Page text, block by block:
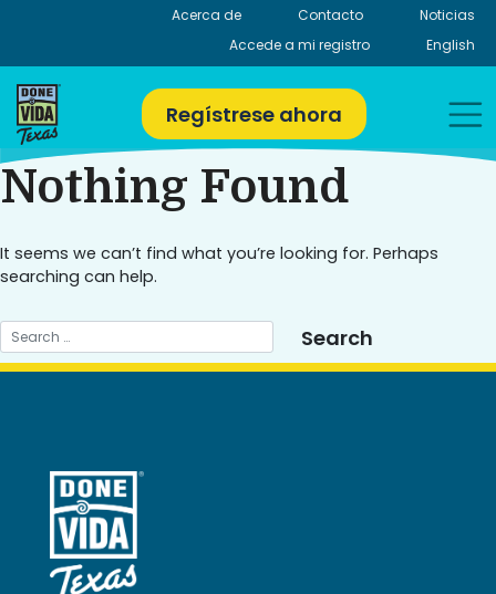
Acerca de Contacto
Noticias
Accede a mi registro
English
Regístrese ahora
Nothing Found
It seems we can’t find what you’re looking for. Perhaps
searching can help.